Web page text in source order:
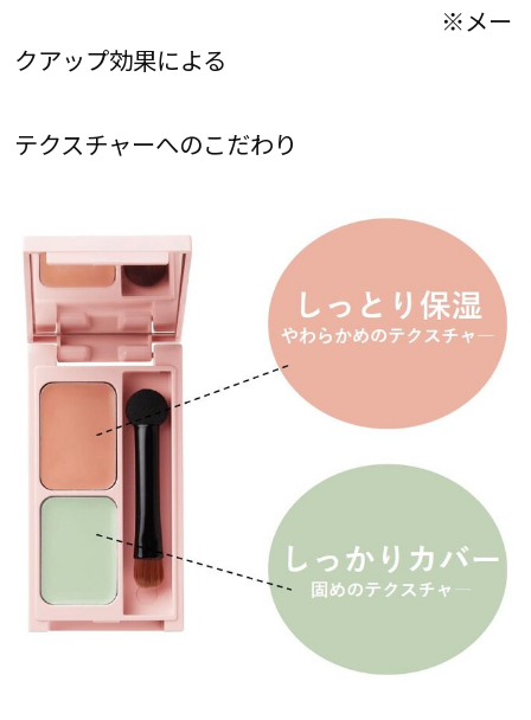
※メー
クアップ効果による
テクスチャーへのこだわり